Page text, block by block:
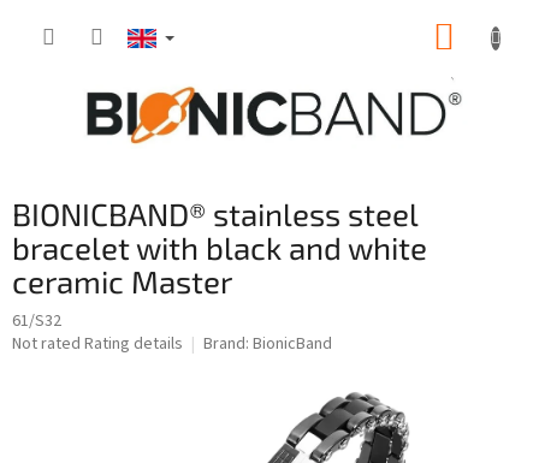
BIONICBAND® stainless steel
bracelet with black and white
ceramic Master
61/S32
The
Not rated Rating details Brand: BionicBand